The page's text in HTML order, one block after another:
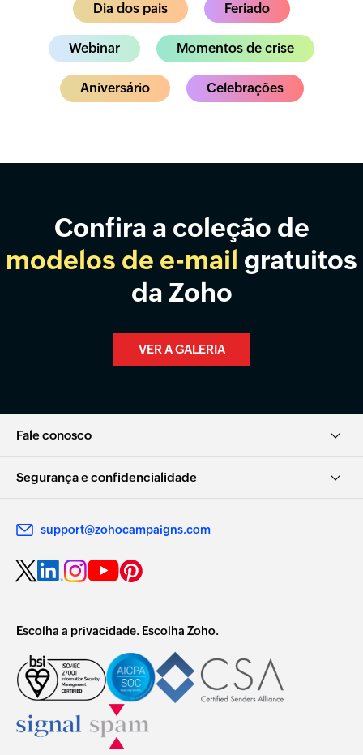
Dia dos pais Feriado
Webinar Momentos de crise
Aniversário Celebrações
Confira a coleção de
modelos de e-mail gratuitos
da Zoho
VER A GALERIA
Fale conosco
Segurança e confidencialidade
support@zohocampaigns.com
Escolha a privacidade. Escolha Zoho.